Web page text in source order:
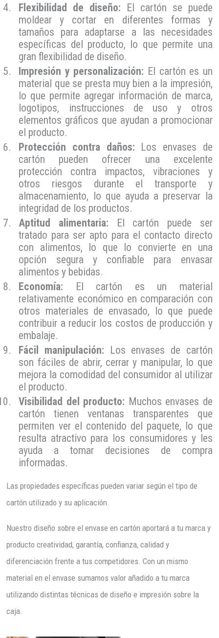
Flexibilidad de diseño: El cartón se puede
moldear y cortar en diferentes formas y
tamaños para adaptarse a las necesidades
específicas del producto, lo que permite una
gran flexibilidad de diseño.
Impresión y personalización: El cartón es un
material que se presta muy bien a la impresión,
lo que permite agregar información de marca,
logotipos, instrucciones de uso y otros
elementos gráficos que ayudan a promocionar
el producto.
Protección contra daños: Los envases de
cartón pueden ofrecer una excelente
protección contra impactos, vibraciones y
otros riesgos durante el transporte y
almacenamiento, lo que ayuda a preservar la
integridad de los productos.
Aptitud alimentaria: El cartón puede ser
tratado para ser apto para el contacto directo
con alimentos, lo que lo convierte en una
opción segura y confiable para envasar
alimentos y bebidas.
Economía: El cartón es un material
relativamente económico en comparación con
otros materiales de envasado, lo que puede
contribuir a reducir los costos de producción y
embalaje.
Fácil manipulación: Los envases de cartón
son fáciles de abrir, cerrar y manipular, lo que
mejora la comodidad del consumidor al utilizar
el producto.
Visibilidad del producto: Muchos envases de
cartón tienen ventanas transparentes que
permiten ver el contenido del paquete, lo que
resulta atractivo para los consumidores y les
ayuda a tomar decisiones de compra
informadas.
Las propiedades específicas pueden variar según el tipo de
cartón utilizado y su aplicación.
Nuestro diseño sobre el envase en cartón aportará a tu marca y
producto creatividad, garantía, confianza, calidad y
diferenciación frente a tus competidores. Con un mismo
material en el envase sumamos valor añadido a tu marca
utilizando distintas técnicas de diseño e impresión sobre la
caja.